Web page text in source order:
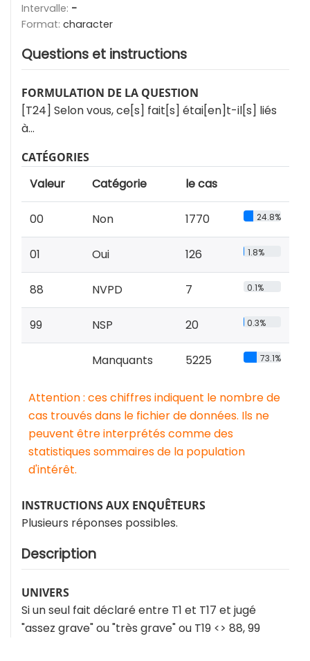
Intervalle: -
Format: character
Questions et instructions
FORMULATION DE LA QUESTION
[T24] Selon vous, ce[s] fait[s] étai[en]t-il[s] liés
à…
CATÉGORIES
Valeur Catégorie le cas
00 Non 1770 24.8%
01 Oui 126 1.8%
88 NVPD 7 0.1%
99 NSP 20 0.3%
Manquants 5225 73.1%
Attention : ces chiffres indiquent le nombre de
cas trouvés dans le fichier de données. Ils ne
peuvent être interprétés comme des
statistiques sommaires de la population
d'intérêt.
INSTRUCTIONS AUX ENQUÊTEURS
Plusieurs réponses possibles.
Description
UNIVERS
Si un seul fait déclaré entre T1 et T17 et jugé
"assez grave" ou "très grave" ou T19 <> 88, 99